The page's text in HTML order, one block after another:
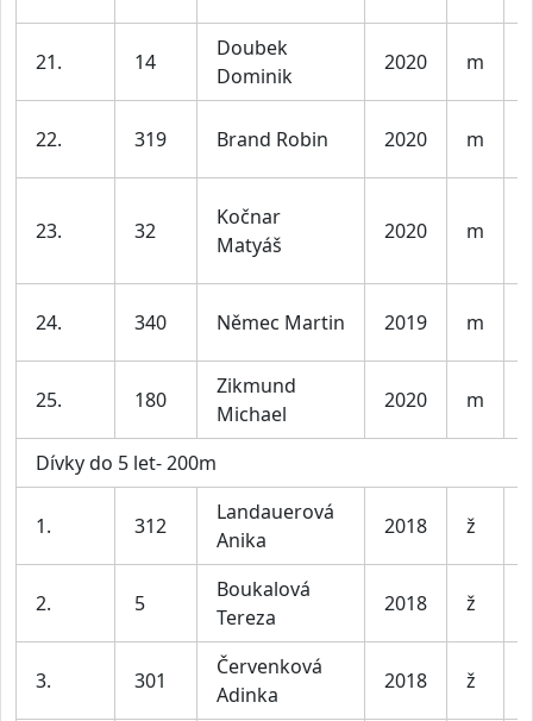
21. 14
Doubek
Dominik
2020 m
22. 319 Brand Robin 2020 m
23. 32
Kočnar
Matyáš
2020 m
24. 340 Němec Martin 2019 m
25. 180
Zikmund
Michael
2020 m
Dívky do 5 let- 200m
1. 312
Landauerová
Anika
2018 ž
2. 5
Boukalová
Tereza
2018 ž
3. 301
Červenková
Adinka
2018 ž